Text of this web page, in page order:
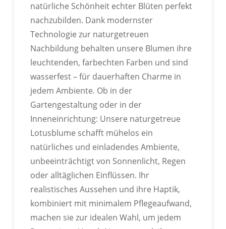
natürliche Schönheit echter Blüten perfekt
nachzubilden. Dank modernster
Technologie zur naturgetreuen
Nachbildung behalten unsere Blumen ihre
leuchtenden, farbechten Farben und sind
wasserfest – für dauerhaften Charme in
jedem Ambiente. Ob in der
Gartengestaltung oder in der
Inneneinrichtung: Unsere naturgetreue
Lotusblume schafft mühelos ein
natürliches und einladendes Ambiente,
unbeeinträchtigt von Sonnenlicht, Regen
oder alltäglichen Einflüssen. Ihr
realistisches Aussehen und ihre Haptik,
kombiniert mit minimalem Pflegeaufwand,
machen sie zur idealen Wahl, um jedem